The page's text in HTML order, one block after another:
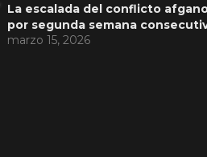
La escalada del conflicto
por segunda semana
marzo 15, 2026